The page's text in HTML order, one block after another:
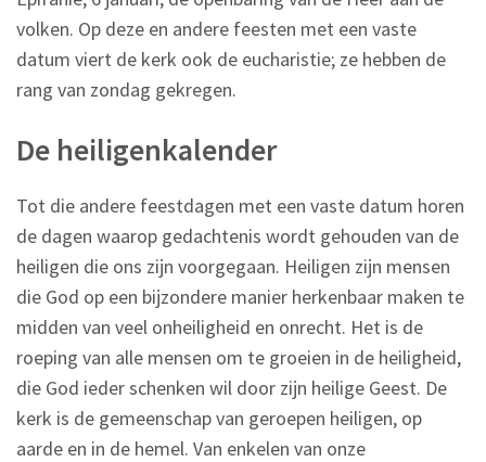
volken. Op deze en andere feesten met een vaste
datum viert de kerk ook de eucharistie; ze hebben de
rang van zondag gekregen.
De heiligenkalender
Tot die andere feestdagen met een vaste datum horen
de dagen waarop gedachtenis wordt gehouden van de
heiligen die ons zijn voorgegaan. Heiligen zijn mensen
die God op een bijzondere manier herkenbaar maken te
midden van veel onheiligheid en onrecht. Het is de
roeping van alle mensen om te groeien in de heiligheid,
die God ieder schenken wil door zijn heilige Geest. De
kerk is de gemeenschap van geroepen heiligen, op
aarde en in de hemel. Van enkelen van onze